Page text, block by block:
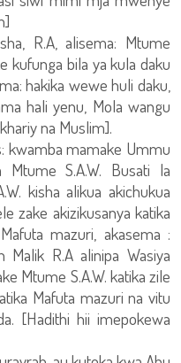
R.A, alisema: Mtume
kufunga bila ya kula daku
hakika wewe huli daku,
hali yenu, Mola wangu
na Muslim].
kwamba mamake Ummu
Mtume S.A.W. Busati la
kisha alikua akichukua
zake akizikusanya katika
mazuri, akasema :
R.A alinipa Wasiya
Mtume S.A.W. katika zile
Mafuta mazuri na vitu
[Hadithi hii imepokewa